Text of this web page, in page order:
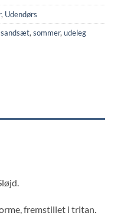
, Udendørs
sandsæt, sommer, udeleg
fremstillet i tritan.